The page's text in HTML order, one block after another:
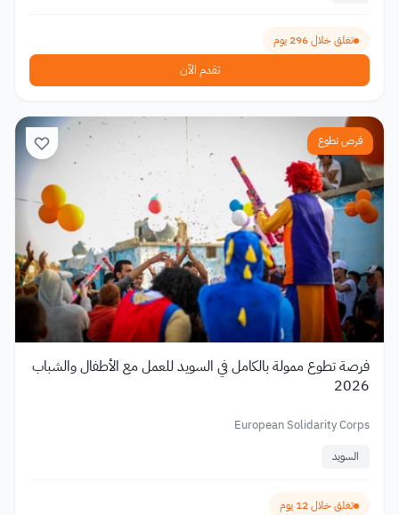
تغلق خلال 296 يوم
تقدم الآن
فرص تطوع
فرصة تطوع ممولة بالكامل في السويد للعمل مع الأطفال والشباب
2026
European Solidarity Corps
السويد
تغلق خلال 12 يوم